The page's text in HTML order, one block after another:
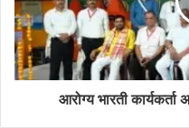
आरोग्य भारती